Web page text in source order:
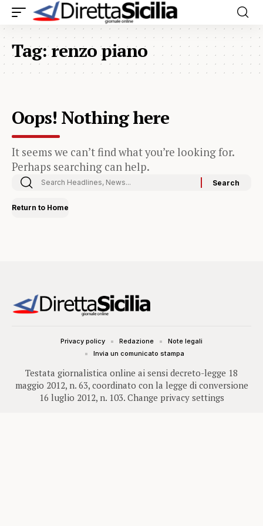
Tag:renzo piano
Oops! Nothing here
It seems we can’t find what you’re looking for.
Perhaps searching can help.
Return to Home
Testata giornalistica online ai sensi decreto-legge 18
maggio 2012, n. 63, coordinato con la legge di conversione
16 luglio 2012, n. 103. Change privacy settings
Privacy policy Redazione
Note legali
Invia un comunicato stampa